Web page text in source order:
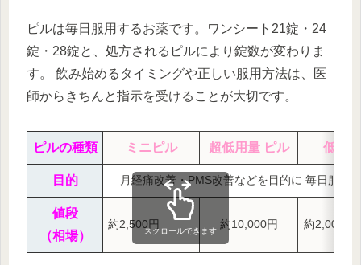
ピルは毎日服用するお薬です。ワンシート21錠・24
錠・28錠と、処方されるピルにより錠数が変わりま
す。 飲み始めるタイミングや正しい服用方法は、医
師からきちんと指示を受けることが大切です。
ピルの種類 ミニピル 超低用量 ピル 低用
目的 月経痛改善・PMS改善などを目的に 毎日服用
値段
（相場）
約2,500円 約10,000円 約2,000円
スクロールできます